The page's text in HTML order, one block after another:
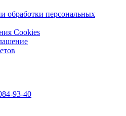
обработки персональных
Cookies
93-40